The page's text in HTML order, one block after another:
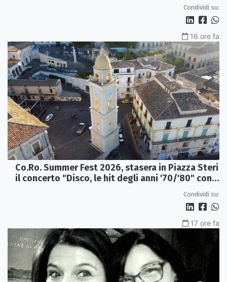
Condividi su:
16 ore fa
Co.Ro. Summer Fest 2026, stasera in Piazza Steri
il concerto "Disco, le hit degli anni '70/'80" con
Condividi su:
17 ore fa